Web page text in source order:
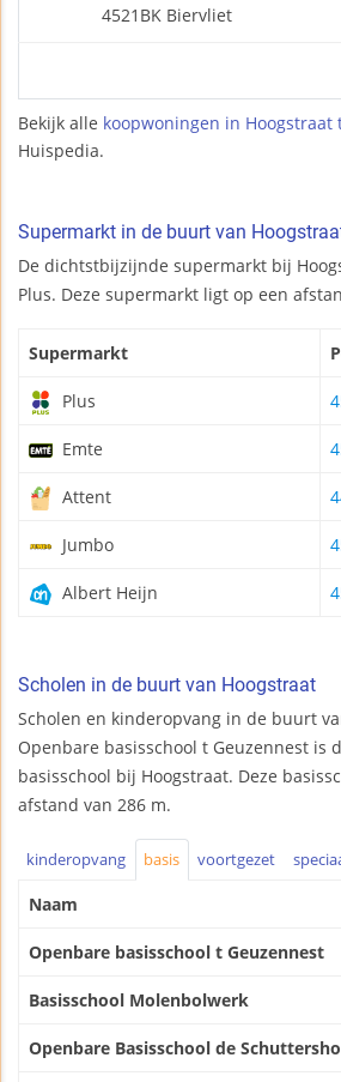
4521BK Biervliet
Bekijk alle koopwoningen in Hoogstraat
Huispedia.
Supermarkt in de buurt van
De dichtstbijzijnde supermarkt bij
Plus. Deze supermarkt ligt op een
Supermarkt
Plus
Emte
Attent
Jumbo
Albert Heijn
Scholen in de buurt van Hoogstraat
Scholen en kinderopvang in de buurt
Openbare basisschool t Geuzennest is
basisschool bij Hoogstraat. Deze
afstand van 286 m.
kinderopvang basis voortgezet
Naam
Openbare basisschool t Geuzennest
Basisschool Molenbolwerk
Openbare Basisschool de